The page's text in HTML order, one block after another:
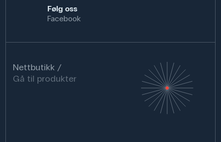
Følg oss
Facebook
Nettbutikk
Gå til produkter